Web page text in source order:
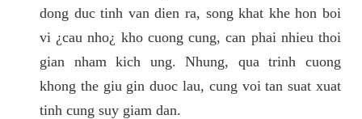
dong duc tinh van dien ra, song khat khe hon boi
vi ¿cau nho¿ kho cuong cung, can phai nhieu thoi
gian nham kich ung. Nhung, qua trinh cuong
khong the giu gin duoc lau, cung voi tan suat xuat
tinh cung suy giam dan.